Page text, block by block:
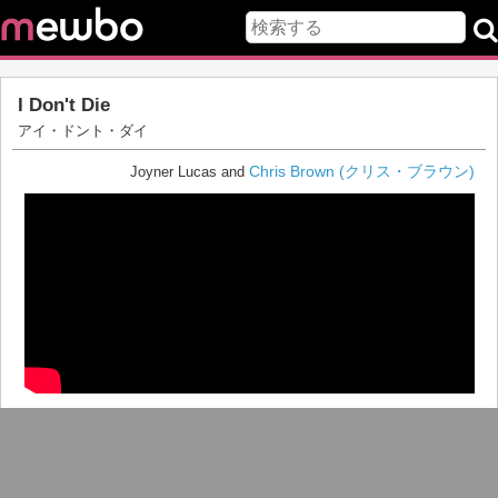
I Don't Die
アイ・ドント・ダイ
Joyner Lucas and Chris Brown (クリス・ブラウン)